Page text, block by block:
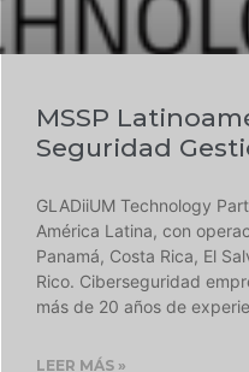
MSSP
Seguridad
GLADiiUM Technology
América Latina, con
Panamá, Costa Rica, El
Rico. Ciberseguridad
más de 20 años de
LEER MÁS »